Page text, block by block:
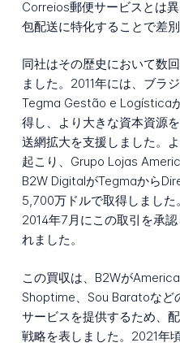
Correios郵便サービスとは
包配送に特化することで差別
同社はその歴史において数
ました。2011年には、ブラ
Tegma Gestão e Logística
得し、より大きな資本資源
送網拡大を支援しました。
起こり、Grupo Lojas
B2W DigitalがTegmaから
5,700万ドルで取得しました
2014年7月にこの取引を承
れました。
この買収は、B2Wが
Shoptime、Sou Baratoなど
サービスを提供するため、
戦略を表しました。2021年